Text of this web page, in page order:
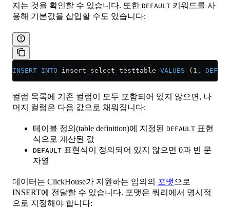
지는 것을 확인할 수 있습니다. 또한 DEFAULT 키워드를 사
용해 기본값을 삽입할 수도 있습니다:
INSERT INTO insert_select_testtable VALUES ( 1 ,
컬럼 목록에 기존 컬럼이 모두 포함되어 있지 않으면, 나
머지 컬럼은 다음 값으로 채워집니다:
테이블 정의(table definition)에 지정된 DEFAULT 표현
식으로 계산된 값
DEFAULT 표현식이 정의되어 있지 않으면 0과 빈 문
자열
데이터는 ClickHouse가 지원하는 임의의 포맷으로
INSERT에 전달할 수 있습니다. 포맷은 쿼리에서 명시적
으로 지정해야 합니다: